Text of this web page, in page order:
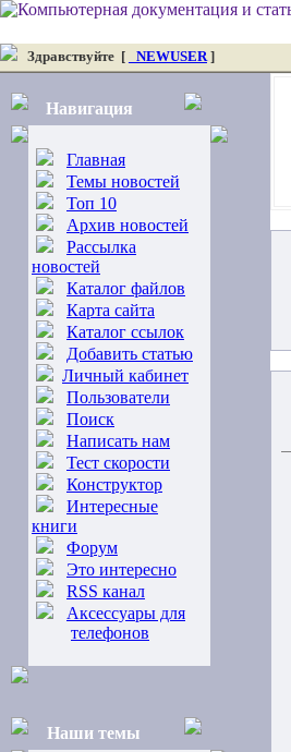
Здравствуйте [ _NEWUSER]
Навигация
Главная
Темы новостей
Топ 10
Архив новостей
Рассылка
новостей
Каталог файлов
Карта сайта
Каталог ссылок
Добавить статью
Личный кабинет
Пользователи
Поиск
Написать нам
Тест скорости
Конструктор
Интересные
книги
Форум
Это интересно
RSS канал
Аксессуары для
телефонов
Наши темы